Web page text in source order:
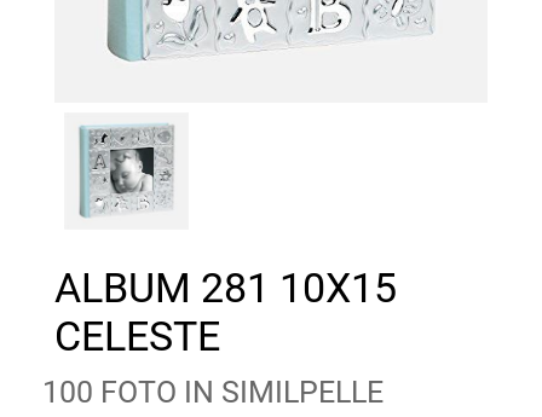
ALBUM 281 10X15
CELESTE
100 FOTO IN SIMILPELLE